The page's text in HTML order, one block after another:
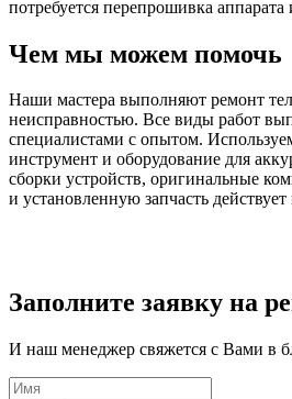
потребуется перепрошивка аппарата
Чем мы можем помочь
Наши мастера выполняют ремонт
неисправностью. Все виды работ
специалистами с опытом.
инструмент и оборудование для
сборки устройств, оригинальные
и установленную запчасть действует
Заполните заявку на
И наш менеджер свяжется с Вами в